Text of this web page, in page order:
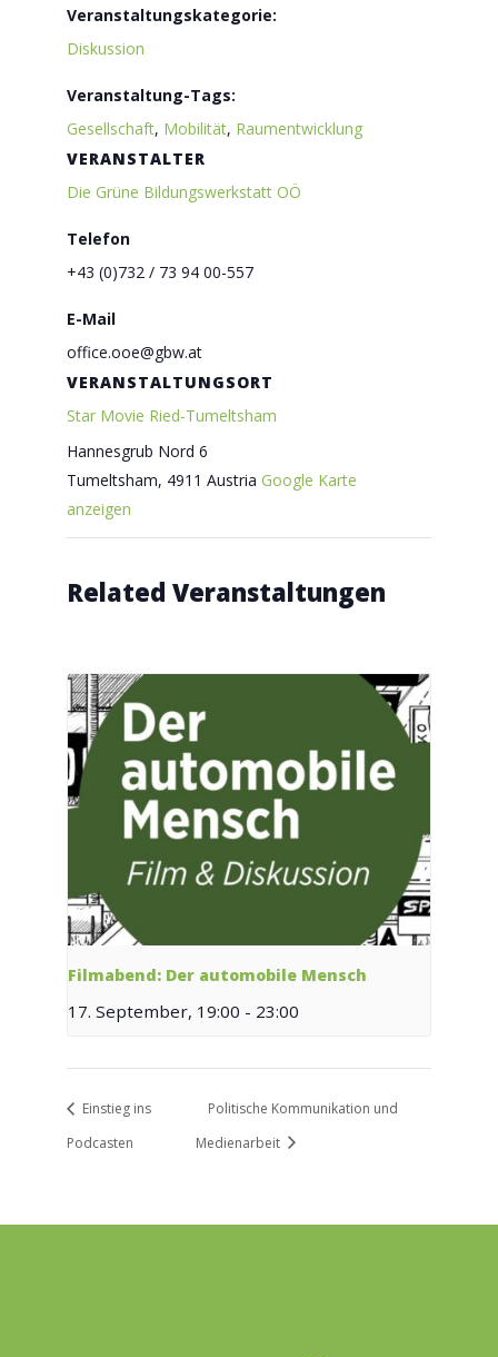
Veranstaltungskategorie:
Diskussion
Veranstaltung-Tags:
Gesellschaft, Mobilität, Raumentwicklung
VERANSTALTUNGSORT
Star Movie Ried-Tumeltsham
Hannesgrub Nord 6
Tumeltsham, 4911 Austria Google Karte
anzeigen
VERANSTALTER
Die Grüne Bildungswerkstatt OÖ
Telefon
+43 (0)732 / 73 94 00-557
E-Mail
office.ooe@gbw.at
Related Veranstaltungen
Filmabend: Der automobile Mensch
17. September, 19:00 - 23:00
Einstieg ins
Podcasten
Politische Kommunikation und
Medienarbeit